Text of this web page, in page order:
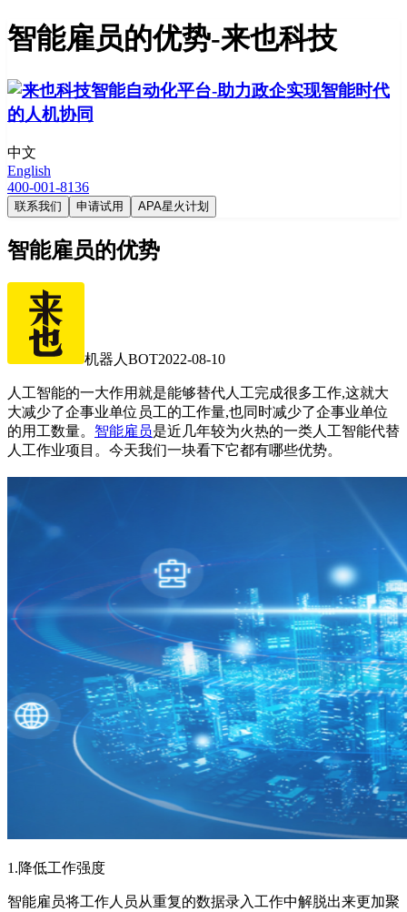
智能雇员的优势-来也科技
中文
English
400-001-8136
联系我们 申请试用 APA星火计划
智能雇员的优势
机器人BOT2022-08-10
人工智能的一大作用就是能够替代人工完成很多工作,这就大
大减少了企事业单位员工的工作量,也同时减少了企事业单位
的用工数量。 智能雇员‍是近几年较为火热的一类人工智能代替
人工作业项目。今天我们一块看下它都有哪些优势。
1.降低工作强度
智能雇员‍将工作人员从重复的数据录入工作中解脱出来更加聚